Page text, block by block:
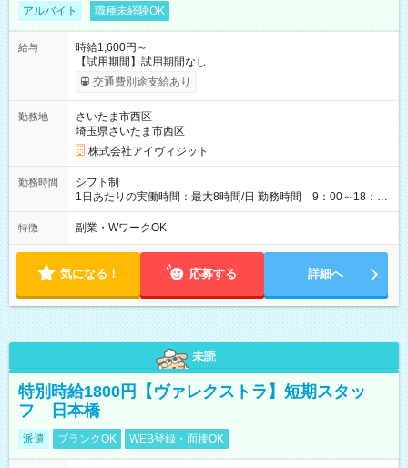
アルバイト 職種未経験OK
給与
時給1,600円～
【試用期間】試用期間なし
交通費別途支給あり
勤務地
さいたま市西区
埼玉県さいたま市西区
株式会社アイヴィジット
勤務時間
シフト制
1日あたりの実働時間：最大8時間/日 勤務時間 9：00～18：
00(実働8h、休憩1h) 土日祝含む週3日～OK、シフト制 ※もちろ
ん週5日勤務もOK♪ 勤務期間：2026年8月12日～9月9日※リスト
特徴 副業・WワークOK
気になる！ 応募する 詳細へ
未読
特別時給1800円【ヴァレクストラ】短期スタッ
フ 日本橋
派遣 ブランクOK WEB登録・面接OK